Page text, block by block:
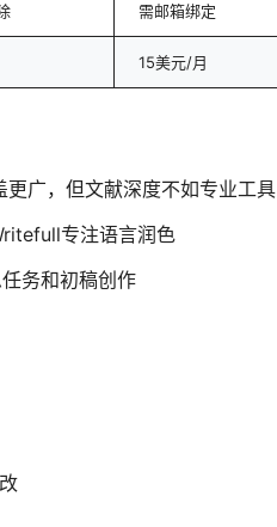
需邮箱绑定
15美元/月
更广，但文献深度不如专业工具
专注语言润色
务和初稿创作